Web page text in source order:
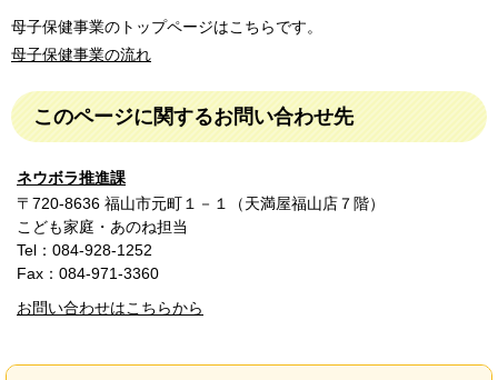
母子保健事業のトップページはこちらです。
母子保健事業の流れ
このページに関するお問い合わせ先
ネウボラ推進課
〒720-8636 福山市元町１－１（天満屋福山店７階）
こども家庭・あのね担当
Tel：084-928-1252
Fax：084-971-3360
お問い合わせはこちらから